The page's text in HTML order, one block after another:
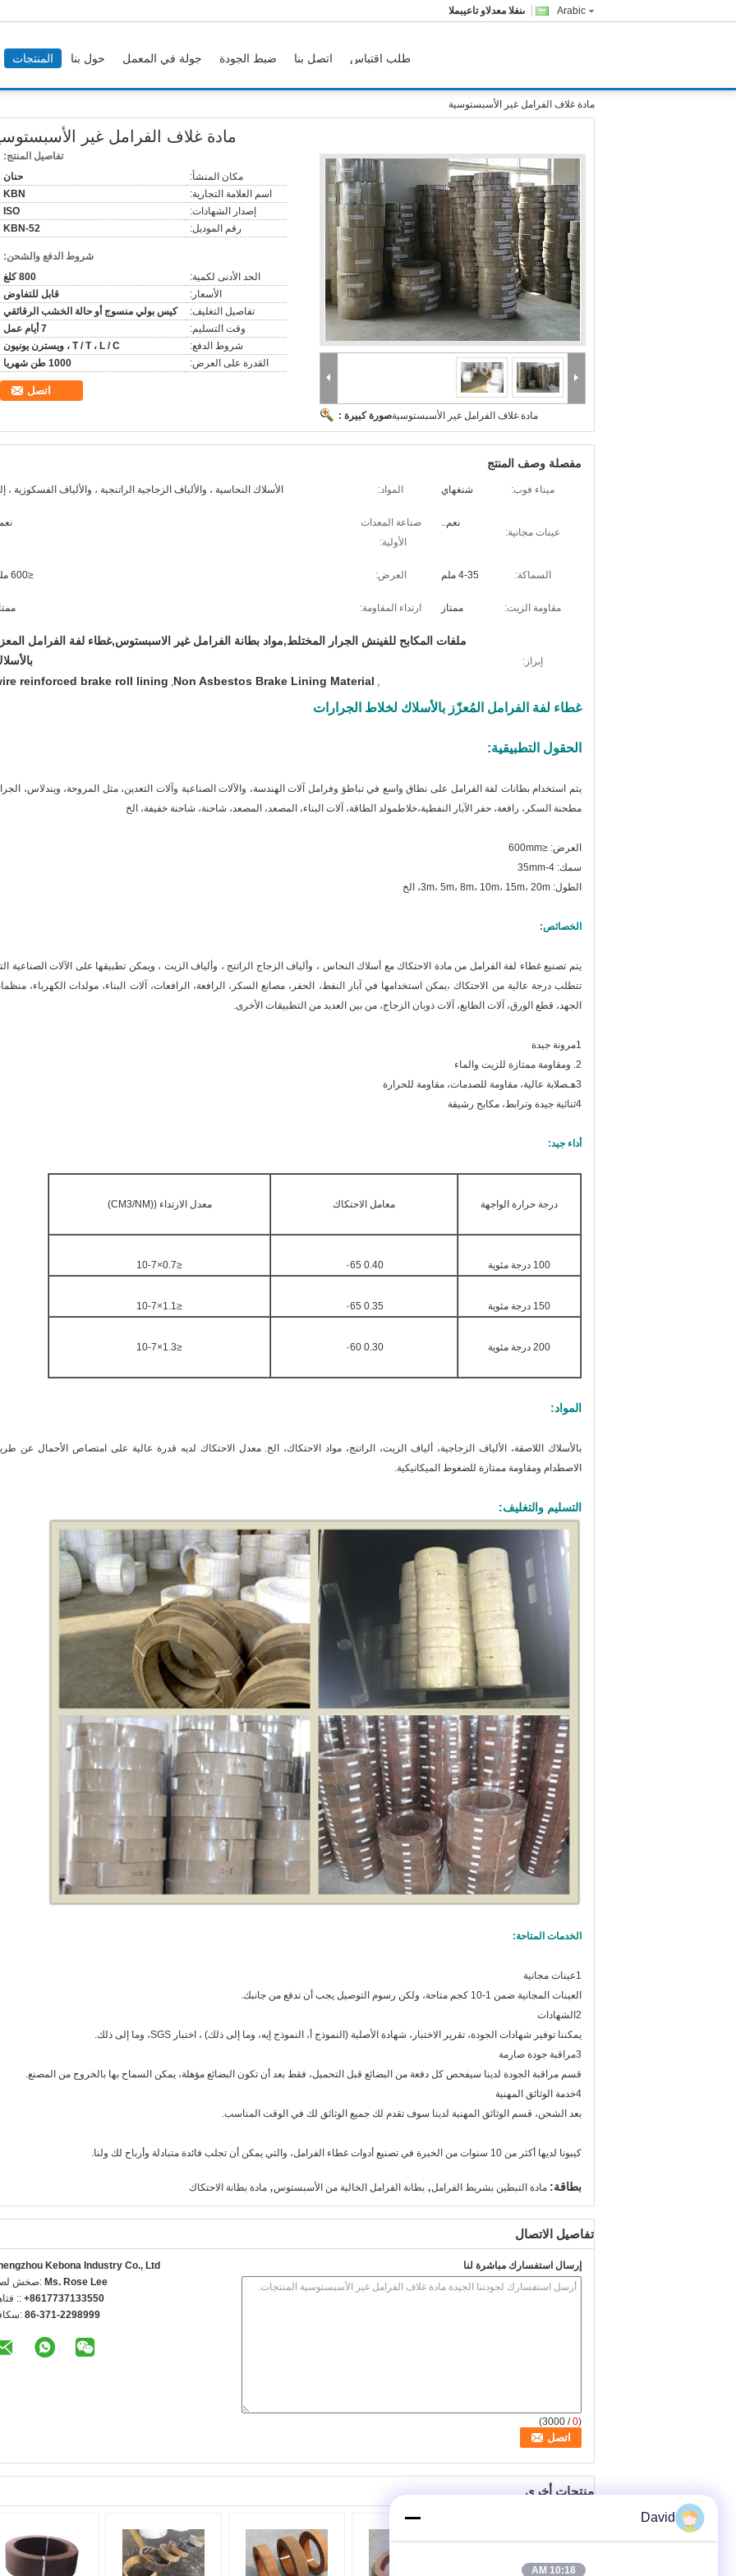
Arabic المبيعات والدعم الفنى
المنتجات حول بنا جولة في المعمل ضبط الجودة اتصل بنا طلب اقتباس
مادة غلاف الفرامل غير الأسبستوسية
مادة غلاف الفرامل غير
صورة كبيرة :مادة غلاف الفرامل غير الأسبستوسية
تفاصيل المنتج:
مكان المنشأ:
حنان
اسم العلامة التجارية:
KBN
إصدار الشهادات:
ISO
رقم الموديل:
KBN-52
شروط الدفع والشحن:
الحد الأدنى لكمية:
800 كلغ
الأسعار:
قابل للتفاوض
تفاصيل التغليف:
كيس بولي منسوج أو حالة الخشب الرقائقي
وقت التسليم:
7 أيام عمل
شروط الدفع:
T / T ، L / C ، ويسترن يونيون
القدرة على العرض:
1000 طن شهريا
اتصل
مفصلة وصف المنتج
ميناء فوب: شنغهاي المواد: الأسلاك النحاسية ، والألياف الزجاجية الراتنجية ، والألياف الفسكوزية ،
عينات مجانية:
نعم..
صناعة المعدات
الأولية:
السماكة: 4-35 ملم العرض: ≤600 ملم
مقاومة الزيت: ممتاز ارتداء المقاومة:
إبراز:
ملفات المكابح للفينش الجرار المختلط,مواد بطانة الفرامل غير الاسبستوس,غطاء لفة الفرامل
,
Non Asbestos Brake Lining Material
,
reinforced brake roll lining
غطاء لفة الفرامل المُعزّز بالأسلاك لخلاط الجرارات
الحقول التطبيقية:
يتم استخدام بطانات لفة الفرامل على نطاق واسع في تباطؤ وفرامل آلات الهندسة، والآلات الصناعية وآلات التعدين، مثل المروحة، ويندلاس،
مطحنة السكر، رافعة، حفر الآبار النفطية،خلاطمولد الطاقة، آلات البناء، المصعد، المصعد، شاحنة، شاحنة خفيفة، الخ
العرض: ≤600mm
سمك: 4-35mm
الطول: 3m، 5m، 8m، 10m، 15m، 20m، الخ
الخصائص:
يتم تصنيع غطاء لفة الفرامل من مادة الاحتكاك مع أسلاك النحاس ، وألياف الزجاج الراتنج ، وألياف الزيت ، ويمكن تطبيقها على الآلات الصناعية
تتطلب درجة عالية من الاحتكاك ،يمكن استخدامها في آبار النفط، الحفر، مصانع السكر، الرافعة، الرافعات، آلات البناء، مولدات الكهرباء،
الجهد، قطع الورق، آلات الطابع، آلات ذوبان الزجاج، من بين العديد من التطبيقات الأخرى.
1مرونة جيدة
2. و
مقاومة ممتازة للزيت والماء
3هـ
صلابة عالية، مقاومة للصدمات، مقاومة للحرارة
4ثنائية جيدة وترابط، مكابح رشيقة
أداء جيد:
درجة حرارة الواجهة معامل الاحتكاك معدل الارتداء ((CM3/NM)
100 درجة مئوية 0.40 ٠65 ≤0.7×10-7
150 درجة مئوية 0.35 ٠65 ≤1.1×10-7
200 درجة مئوية 0.30 ٠60 ≤1.3×10-7
المواد:
بالأسلاك اللاصقة، الألياف الزجاجية، ألياف الزيت، الراتنج، مواد الاحتكاك، الخ. معدل الاحتكاك لديه قدرة عالية على امتصاص الأحمال عن
الاصطدام ومقاومة ممتازة للضغوط الميكانيكية.
التسليم والتغليف:
الخدمات المتاحة:
1عينات مجانية
العينات المجانية ضمن 1-10 كجم متاحة، ولكن رسوم التوصيل يجب أن تدفع من جانبك.
2الشهادات
يمكننا توفير شهادات الجودة، تقرير الاختبار، شهادة الأصلية (النموذج أ، النموذج إيه، وما إلى ذلك) ، اختبار SGS، وما إلى ذلك.
3مراقبة جودة صارمة
قسم مراقبة الجودة لدينا سيفحص كل دفعة من البضائع قبل التحميل، فقط بعد أن تكون البضائع مؤهلة، يمكن السماح بها بالخروج من المصنع.
4خدمة الوثائق المهنية
بعد الشحن، قسم الوثائق المهنية لدينا سوف تقدم لك جميع الوثائق لك في الوقت المناسب.
كيبونا لديها أكثر من 10 سنوات من الخبرة في تصنيع أدوات غطاء الفرامل، والتي يمكن أن تجلب فائدة متبادلة وأرباح لك ولنا.
بطاقة: مادة التبطين بشريط الفرامل, بطانة الفرامل الخالية من الأسبستوس, مادة بطانة الاحتكاك
تفاصيل الاتصال
Kebona Industry Co., Ltd
اتصل Ms. Rose Lee
+8617737133550
86-371-2298999
إرسال استفسارك مباشرة لنا
(
0
/ 3000)
منتجات أخرى
David
10:18 AM